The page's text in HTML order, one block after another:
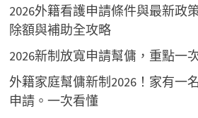
2026外籍看護申請條件與最新政
除額與補助全攻略
2026新制放寬申請幫傭，重點一
外籍家庭幫傭新制2026！家有一
申請。一次看懂